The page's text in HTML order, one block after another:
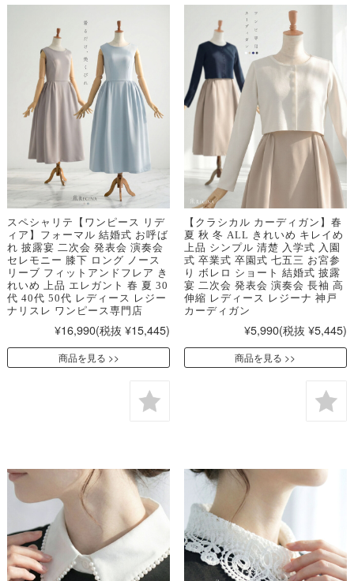
スペシャリテ【ワンピース リデ
ィア】フォーマル 結婚式 お呼ば
れ 披露宴 二次会 発表会 演奏会
セレモニー 膝下 ロング ノース
リーブ フィットアンドフレア き
れいめ 上品 エレガント 春 夏 30
代 40代 50代 レディース レジー
ナリスレ ワンピース専門店
¥16,990(税抜 ¥15,445)
商品を見る
【クラシカル カーディガン】春
夏 秋 冬 ALL きれいめ キレイめ
上品 シンプル 清楚 入学式 入園
式 卒業式 卒園式 七五三 お宮参
り ボレロ ショート 結婚式 披露
宴 二次会 発表会 演奏会 長袖 高
伸縮 レディース レジーナ 神戸
カーディガン
¥5,990(税抜 ¥5,445)
商品を見る